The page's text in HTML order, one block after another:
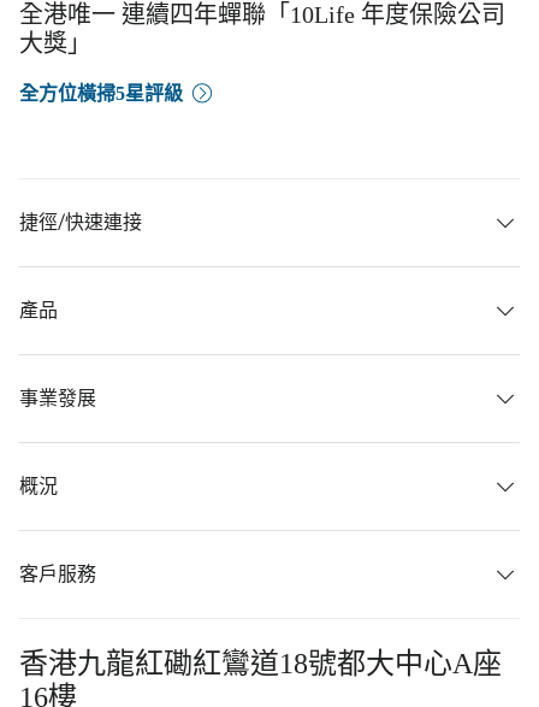
全港唯一 連續四年蟬聯「10Life 年度保險公司
大獎」
全方位橫掃5星評級
捷徑/快速連接
產品
事業發展
概況
客戶服務
香港九龍紅磡紅鸞道18號都大中心A座
16樓